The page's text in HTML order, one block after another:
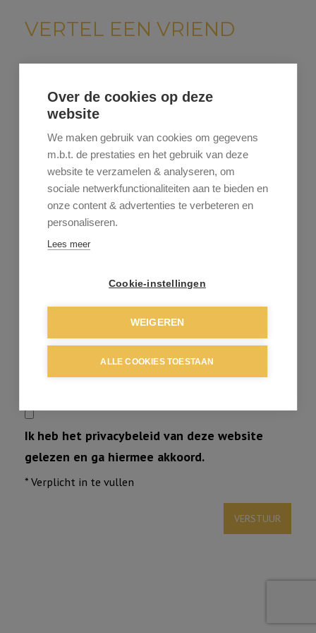
VERTEL EEN VRIEND
Ik heb het privacybeleid van deze website
gelezen en ga hiermee akkoord.
* Verplicht in te vullen
Over de cookies op deze
website
We maken gebruik van cookies om gegevens
m.b.t. de prestaties en het gebruik van deze
website te verzamelen & analyseren, om
sociale netwerkfunctionaliteiten aan te bieden en
onze content & advertenties te verbeteren en
personaliseren.
Lees meer
Cookie-instellingen
WEIGEREN
ALLE COOKIES TOESTAAN